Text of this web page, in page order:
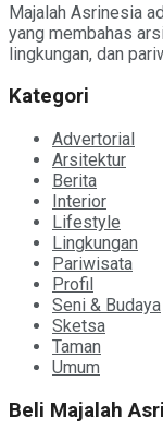
Majalah Asrinesia
yang membahas
lingkungan, dan
Kategori
Advertorial
Arsitektur
Berita
Interior
Lifestyle
Lingkungan
Pariwisata
Profil
Seni & Budaya
Sketsa
Taman
Umum
Beli Majalah